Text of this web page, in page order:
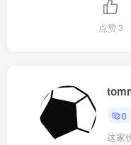
点赞3
0
这家